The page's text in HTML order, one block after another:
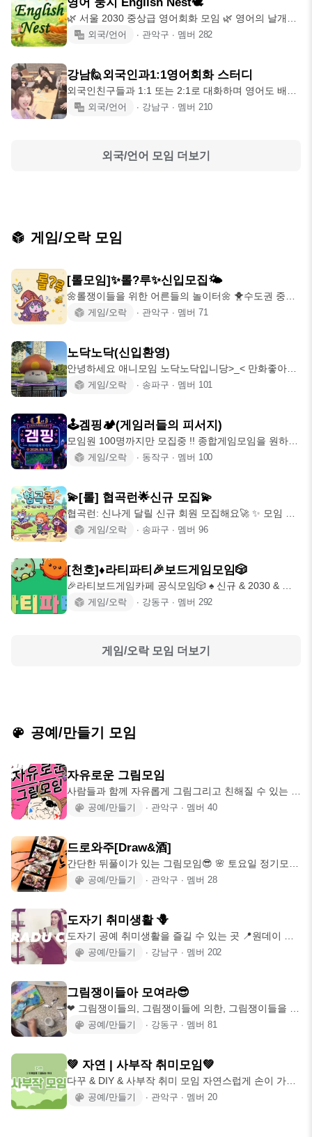
🌿 서울 2030 중상급 영어회화 모임 🌿 영어의 날개를
활짝 피워내는 곳,
외국/언어 ∙ 관악구 ∙ 멤버 282
강남🙋외국인과1:1영어회화 스터디
외국인친구들과 1:1 또는 2:1로 대화하며 영어도 배우
고 외국인 친구도 사귀는 언어교환
외국/언어 ∙ 강남구 ∙ 멤버 210
외국/언어 모임 더보기
게임/오락 모임
[롤모임]✨롤?루✨신입모집🌤️
🌼롤쟁이들을 위한 어른들의 놀이터🌼 🐥수도권 중심
핫한 롤모임🐥
게임/오락 ∙ 관악구 ∙ 멤버 71
노닥노닥(신입환영)
안녕하세요 애니모임 노닥노닥입니당>_< 만화좋아하
시는 분 컴온!!! *행사전문 모임* *
게임/오락 ∙ 송파구 ∙ 멤버 101
🕹️겜핑🏕️(게임러들의 피서지)
모임원 100명까지만 모집중 !! 종합게임모임을 원하시
나요? 🌱종합 게임 모임 (Sin
게임/오락 ∙ 동작구 ∙ 멤버 100
💫[롤] 협곡런🌟신규 모집💫
협곡런: 신나게 달릴 신규 회원 모집해요🚀 ✨ 모임 소
개 - 언제나 북적북적 즐거운 오
게임/오락 ∙ 송파구 ∙ 멤버 96
[천호]♦️라티파티🎉보드게임모임🎲
🎉라티보드게임카페 공식모임🎲 ♠️ 신규 & 2030 & 초
보환영 ♦️ 천호역 3분 거리
게임/오락 ∙ 강동구 ∙ 멤버 292
게임/오락모임 더보기
공예/만들기 모임
자유로운 그림모임
사람들과 함께 자유롭게 그림그리고 친해질 수 있는 모
임입니다! 주로 구로-관악구 쪽으로
공예/만들기 ∙ 관악구 ∙ 멤버 40
드로와주[Draw&酒]
간단한 뒤풀이가 있는 그림모임😎 🌸 토요일 정기모임
(강남 / 서울대입구 돌아가면서 진행)
공예/만들기 ∙ 관악구 ∙ 멤버 28
도자기 취미생활 🪻
도자기 공예 취미생활을 즐길 수 있는 곳 📍원데이 클
래스 📍직장인 정규반 현대사회의 스
공예/만들기 ∙ 강남구 ∙ 멤버 202
그림쟁이들아 모여라😎
❤ 그림쟁이들의, 그림쟁이들에 의한, 그림쟁이들을 위
한 작업실 🌟왕초보 대환영🌟전공자 물
공예/만들기 ∙ 강동구 ∙ 멤버 81
💚 자연 | 사부작 취미모임💚
다꾸 & DIY & 사부작 취미 모임 자연스럽게 손이 가는,
사부작 모임 ✍🏻🧶 다꾸하
공예/만들기 ∙ 관악구 ∙ 멤버 20